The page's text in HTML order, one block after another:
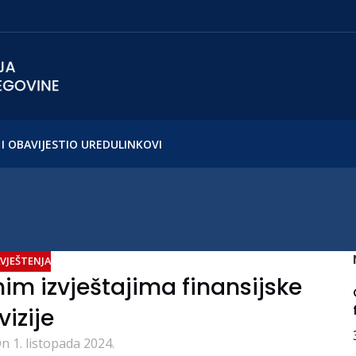
OBAVIJESTIO UREDULINKOVI
izvještajima finansijske
1. listopada 2024.